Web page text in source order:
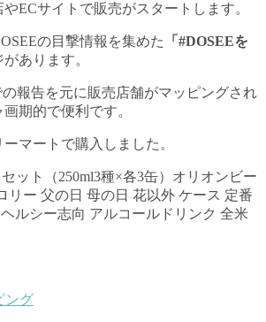
ECサイトで販売がスタートします。
の目撃情報を集めた
「#DOSEEを
あります。
報告を元に販売店舗がマッピングされ
期的で便利です。
マートで購入しました。
ット（250ml3種×各3缶）オリオンビー
リー 父の日 母の日 花以外 ケース 定番
ルシー志向 アルコールドリンク 全米
ング